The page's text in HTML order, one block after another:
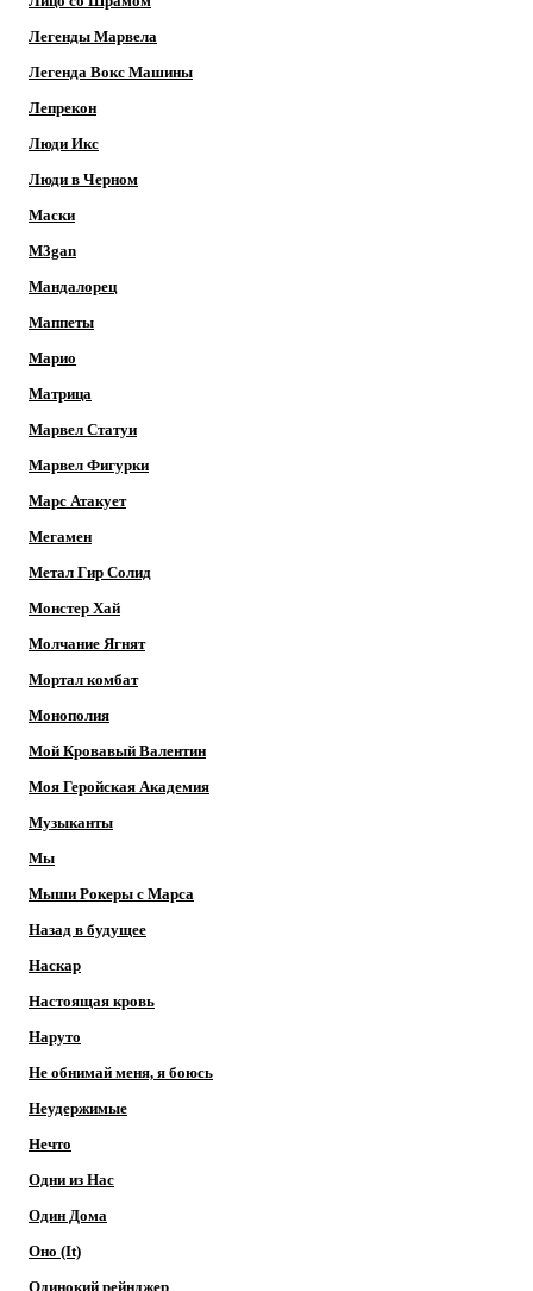
Легенды Марвела
Легенда Вокс Машины
Лепрекон
Люди Икс
Люди в Черном
Маски
M3gan
Мандалорец
Маппеты
Марио
Матрица
Марвел Статуи
Марвел Фигурки
Марс Атакует
Мегамен
Метал Гир Солид
Монстер Хай
Молчание Ягнят
Мортал комбат
Монополия
Мой Кровавый Валентин
Моя Геройская Академия
Музыканты
Мы
Мыши Рокеры с Марса
Назад в будущее
Наскар
Настоящая кровь
Наруто
Не обнимай меня, я боюсь
Неудержимые
Нечто
Одни из Нас
Один Дома
Оно (It)
Одинокий рейнджер